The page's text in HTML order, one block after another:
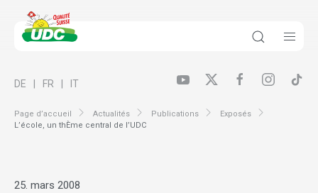
Page d’accueil Actualités Publications
Exposés
L’école, un thÈme central de l’UDC
DE FR IT
25. mars 2008